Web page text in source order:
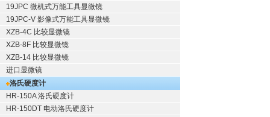
19JPC 微机式万能工具显微镜
19JPC-V 影像式万能工具显微镜
XZB-4C 比较显微镜
XZB-8F 比较显微镜
XZB-14 比较显微镜
进口显微镜
洛氏硬度计
HR-150A 洛氏硬度计
HR-150DT 电动洛氏硬度计